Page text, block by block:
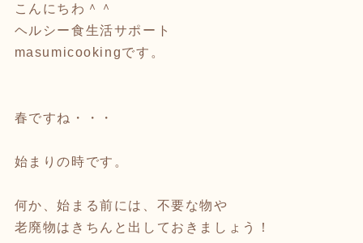
こんにちわ＾＾
ヘルシー食生活サポート
masumicookingです。
春ですね・・・
始まりの時です。
何か、始まる前には、不要な物や
老廃物はきちんと出しておきましょう！